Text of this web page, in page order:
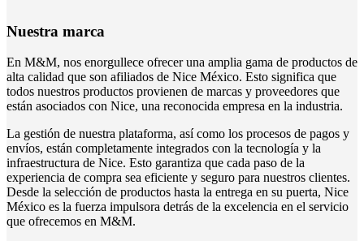
Nuestra marca
En M&M, nos enorgullece ofrecer una amplia gama de productos de
alta calidad que son afiliados de Nice México. Esto significa que
todos nuestros productos provienen de marcas y proveedores que
están asociados con Nice, una reconocida empresa en la industria.
La gestión de nuestra plataforma, así como los procesos de pagos y
envíos, están completamente integrados con la tecnología y la
infraestructura de Nice. Esto garantiza que cada paso de la
experiencia de compra sea eficiente y seguro para nuestros clientes.
Desde la selección de productos hasta la entrega en su puerta, Nice
México es la fuerza impulsora detrás de la excelencia en el servicio
que ofrecemos en M&M.